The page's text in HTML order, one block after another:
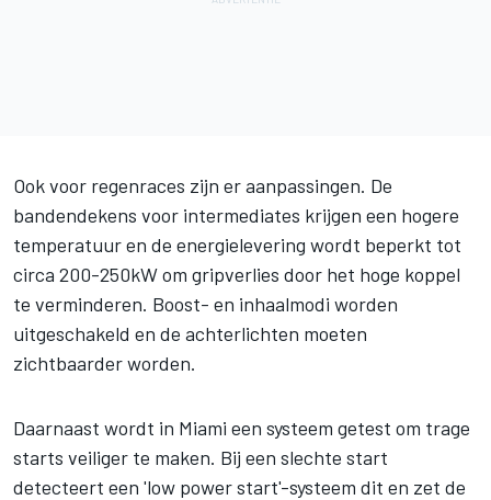
Ook voor regenraces zijn er aanpassingen. De
bandendekens voor intermediates krijgen een hogere
temperatuur en de energielevering wordt beperkt tot
circa 200-250kW om gripverlies door het hoge koppel
te verminderen. Boost- en inhaalmodi worden
uitgeschakeld en de achterlichten moeten
zichtbaarder worden.
Daarnaast wordt in Miami een systeem getest om trage
starts veiliger te maken. Bij een slechte start
detecteert een 'low power start'-systeem dit en zet de